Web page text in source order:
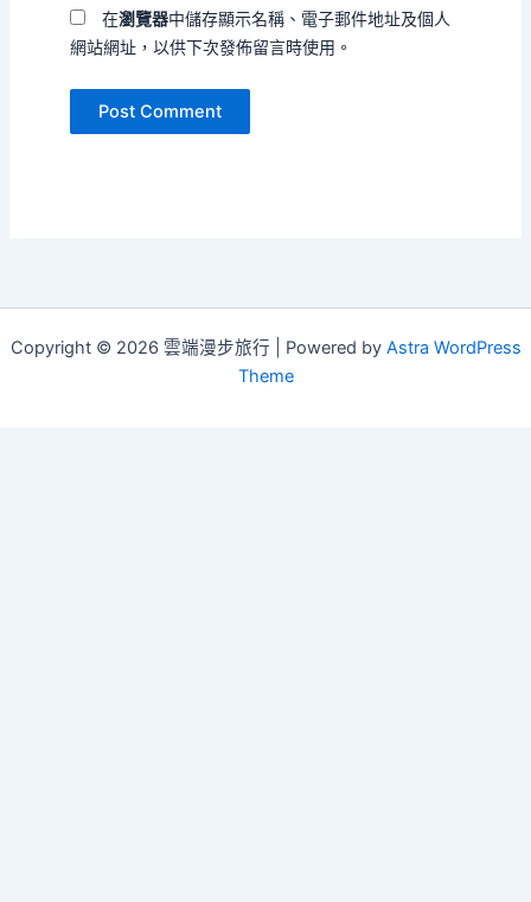
在瀏覽器中儲存顯示名稱、電子郵件地址及個人
網站網址，以供下次發佈留言時使用。
Copyright © 2026 雲端漫步旅行 | Powered by Astra WordPress
Theme